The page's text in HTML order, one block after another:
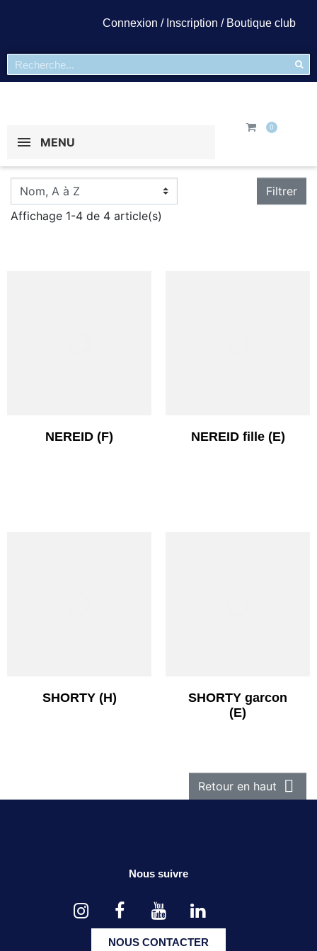
Connexion / Inscription / Boutique club
MENU
Filtrer
Affichage 1-4 de 4 article(s)
NEREID (F) NEREID fille (E)
SHORTY (H)
SHORTY garcon
(E)
Retour en haut 
Nous suivre
NOUS CONTACTER